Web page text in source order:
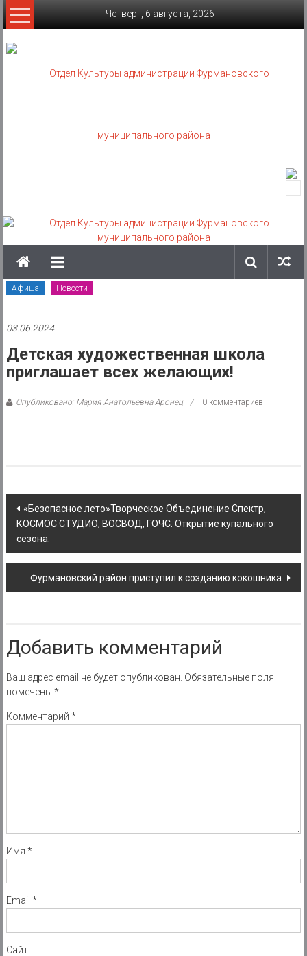
Skip
to
Четверг, 6 августа, 2026
администрации
Фурмановского
муниципального
казенное
учреждение
Афиша Новости
03.06.2024
Детская художественная школа
приглашает всех желающих!
Опубликовано: Мария Анатольевна Аронец 0 комментариев
Post
navigation
«Безопасное лето»Творческое Объединение Спектр,
КОСМОС СТУДИО, ВОСВОД, ГОЧС. Открытие купального
сезона.
Фурмановский район приступил к созданию кокошника.
Добавить комментарий
Ваш адрес email не будет опубликован. Обязательные поля
помечены *
Комментарий *
Имя *
Email *
Сайт